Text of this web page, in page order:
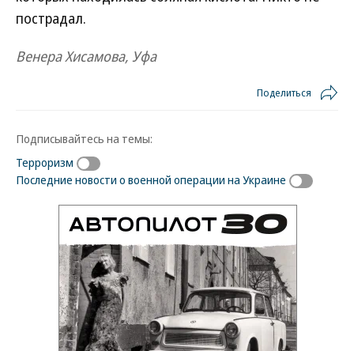
пострадал.
Венера Хисамова, Уфа
Поделиться
Подписывайтесь на темы:
Терроризм
Последние новости о военной операции на Украине